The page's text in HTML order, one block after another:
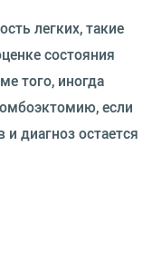
легких, такие
состояния
того, иногда
если
диагноз остается